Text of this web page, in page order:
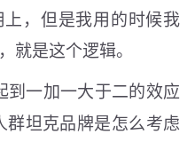
，但是我用的时候我
就是这个逻辑。
到一加一大于二的效应
群坦克品牌是怎么考虑